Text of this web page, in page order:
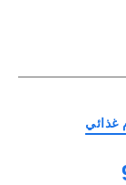
غذائي